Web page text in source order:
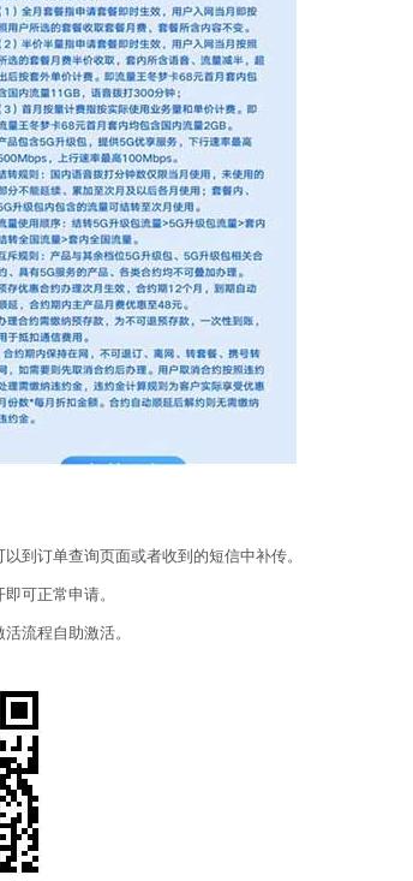
到订单查询页面或者收到的短信中补传。
可正常申请。
流程自助激活。